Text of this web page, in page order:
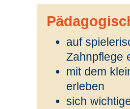
auf
Zahnpflege
mit dem
erleben
sich